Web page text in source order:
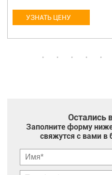
УЗНАТЬ ЦЕНУ
Остались
Заполните форму
свяжутся с вами